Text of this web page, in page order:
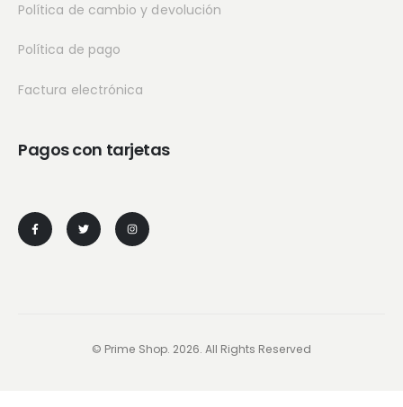
Política de cambio y devolución
Política de pago
Factura electrónica
Pagos con tarjetas
© Prime Shop. 2026. All Rights Reserved